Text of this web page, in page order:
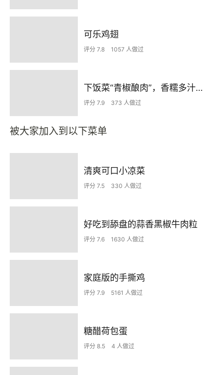
可乐鸡翅
评分 7.8 1057 人做过
下饭菜“青椒酿肉”，香糯多汁鲜嫩下饭
评分 7.9 373 人做过
被大家加入到以下菜单
清爽可口小凉菜
评分 7.5 330 人做过
好吃到舔盘的蒜香黑椒牛肉粒
评分 7.6 1630 人做过
家庭版的手撕鸡
评分 7.9 5161 人做过
糖醋荷包蛋
评分 8.5 4 人做过